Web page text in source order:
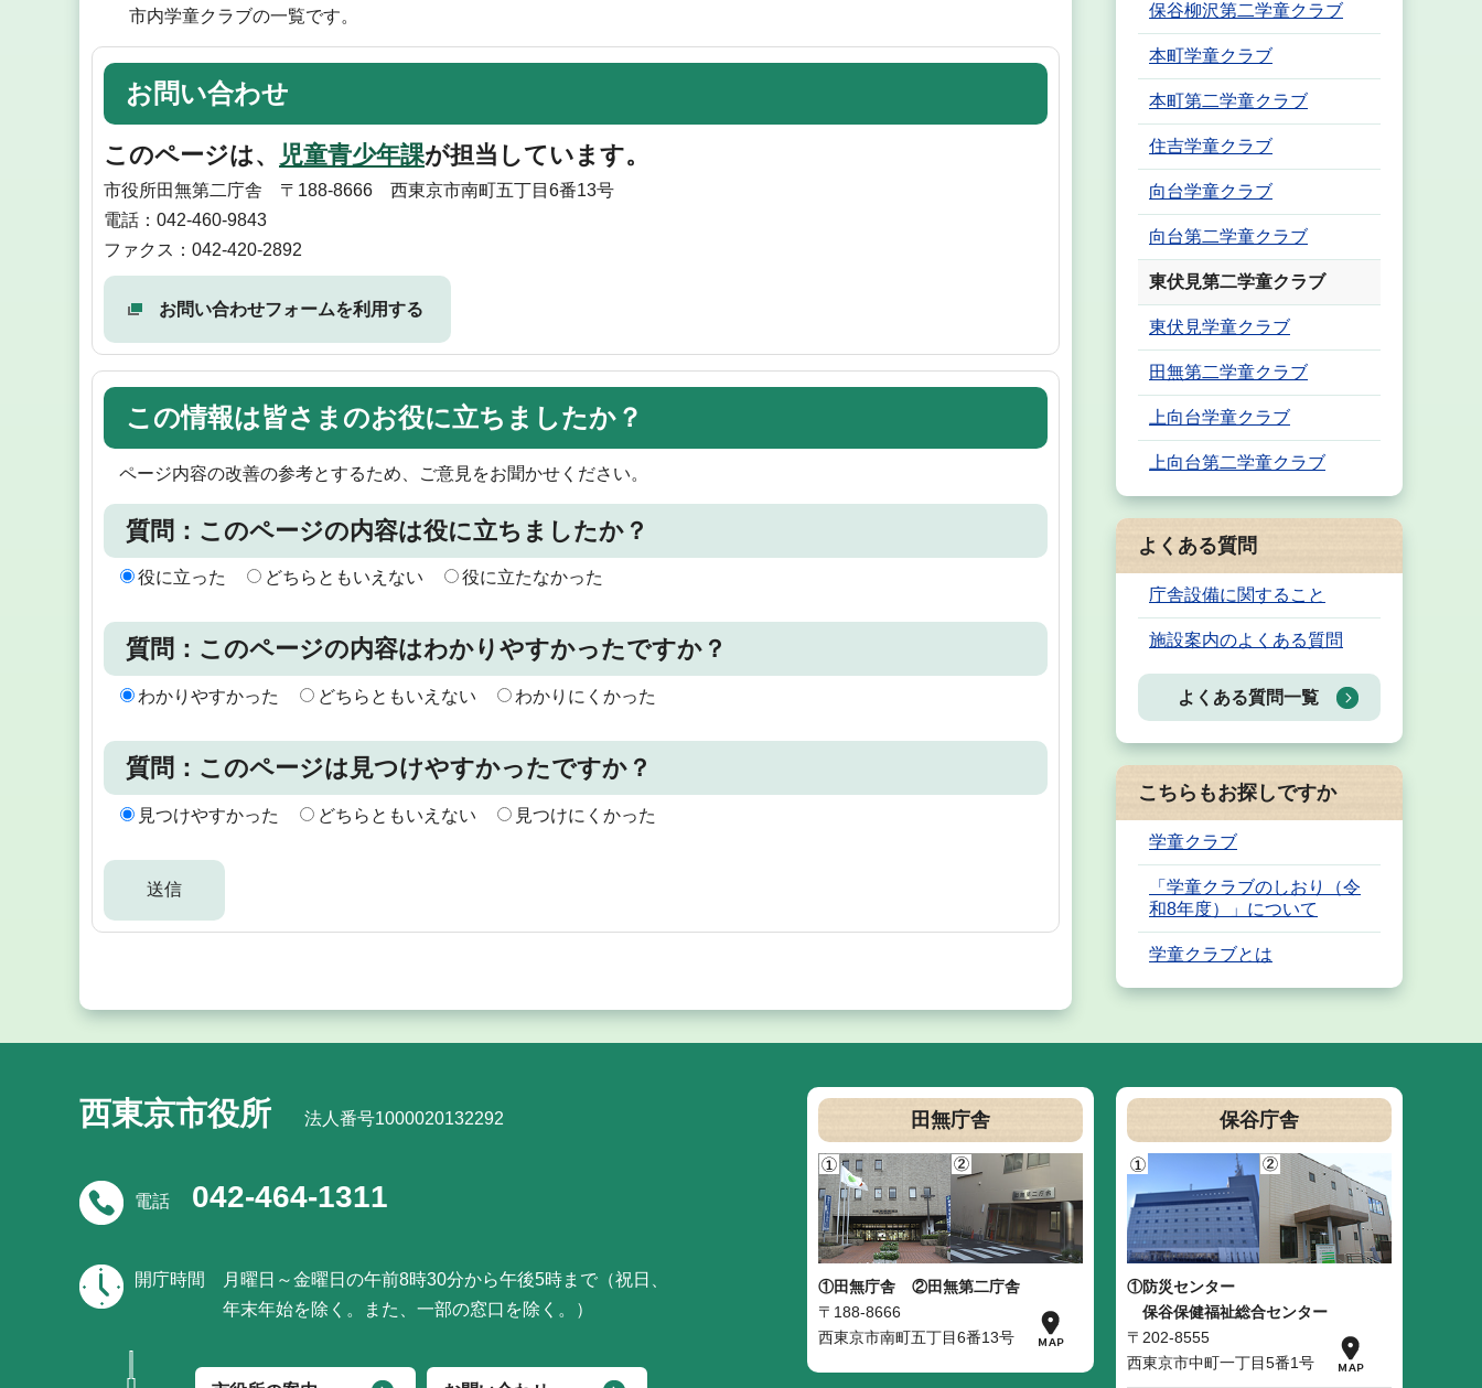
市内学童クラブの一覧です。
お問い合わせ
このページは、 児童青少年課が担当しています。
市役所田無第二庁舎 〒188-8666 西東京市南町五丁目6番13号
電話：042-460-9843
ファクス：042-420-2892
お問い合わせフォームを利用する
この情報は皆さまのお役に立ちましたか？
ページ内容の改善の参考とするため、ご意見をお聞かせください。
質問：このページの内容は役に立ちましたか？
役に立った どちらともいえない 役に立たなかった
質問：このページの内容はわかりやすかったですか？
わかりやすかった どちらともいえない わかりにくかった
質問：このページは見つけやすかったですか？
見つけやすかった どちらともいえない 見つけにくかった
保谷柳沢第二学童クラブ
本町学童クラブ
本町第二学童クラブ
住吉学童クラブ
向台学童クラブ
向台第二学童クラブ
東伏見第二学童クラブ
東伏見学童クラブ
田無第二学童クラブ
上向台学童クラブ
上向台第二学童クラブ
よくある質問
庁舎設備に関すること
施設案内のよくある質問
よくある質問一覧
こちらもお探しですか
学童クラブ
「学童クラブのしおり（令
和8年度）」について
学童クラブとは
西東京市役所 法人番号1000020132292
電話 042-464-1311
開庁時間
月曜日～金曜日の午前8時30分から午後5時まで（祝日、
年末年始を除く。また、一部の窓口を除く。）
田無庁舎
①田無庁舎
②田無第二庁舎
〒188-8666
西東京市南町五丁目6番13号
保谷庁舎
①防災センター
保谷保健福祉総合センター
〒202-8555
西東京市中町一丁目5番1号